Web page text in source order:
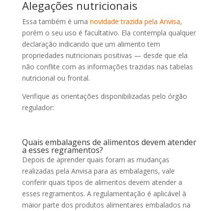
Alegações nutricionais
Essa também é uma novidade trazida pela Anvisa,
porém o seu uso é facultativo. Ela contempla qualquer
declaração indicando que um alimento tem
propriedades nutricionais positivas — desde que ela
não conflite com as informações trazidas nas tabelas
nutricional ou frontal.
Verifique as orientações disponibilizadas pelo órgão
regulador:
Quais embalagens de alimentos devem atender
a esses regramentos?
Depois de aprender quais foram as mudanças
realizadas pela Anvisa para as embalagens, vale
conferir quais tipos de alimentos devem atender a
esses regramentos. A regulamentação é aplicável à
maior parte dos produtos alimentares embalados na